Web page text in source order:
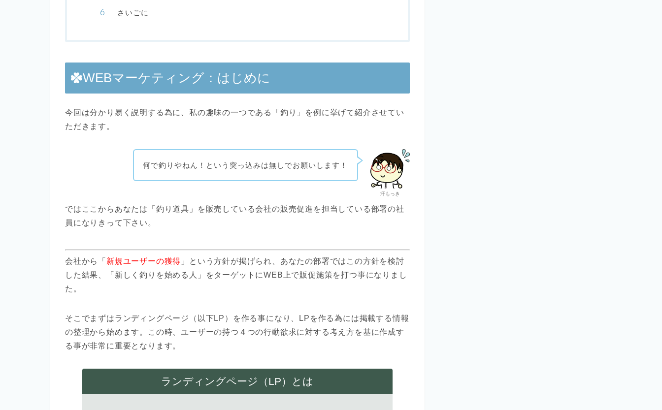
さいごに
WEBマーケティング：はじめに
今回は分かり易く説明する為に、私の趣味の一つである「釣り」を例に挙げて紹介させてい
ただきます。
汗もっき
何で釣りやねん！という突っ込みは無しでお願いします！
ではここからあなたは「釣り道具」を販売している会社の販売促進を担当している部署の社
員になりきって下さい。
会社から「 新規ユーザーの獲得 」という方針が掲げられ、あなたの部署ではこの方針を検討
した結果、「新しく釣りを始める人」をターゲットにWEB上で販促施策を打つ事になりまし
た。
そこでまずはランディングページ（以下LP）を作る事になり、LPを作る為には掲載する情報
の整理から始めます。この時、ユーザーの持つ４つの行動欲求に対する考え方を基に作成す
る事が非常に重要となります。
ランディングページ（LP）とは